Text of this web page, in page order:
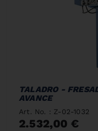
TALADRO -
AVANCE
Art. No. : Z-02-1032
2.532,00 €